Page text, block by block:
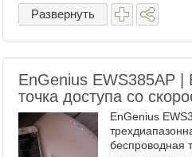
Развернуть
EnGenius EWS385AP |
точка доступа со
EnGenius
беспроводная